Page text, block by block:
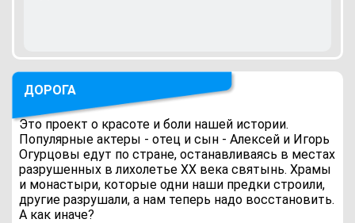
ДОРОГА
Это проект о красоте и боли нашей истории.
Популярные актеры - отец и сын - Алексей и Игорь
Огурцовы едут по стране, останавливаясь в местах
разрушенных в лихолетье ХХ века святынь. Храмы
и монастыри, которые одни наши предки строили,
другие разрушали, а нам теперь надо восстановить.
А как иначе?